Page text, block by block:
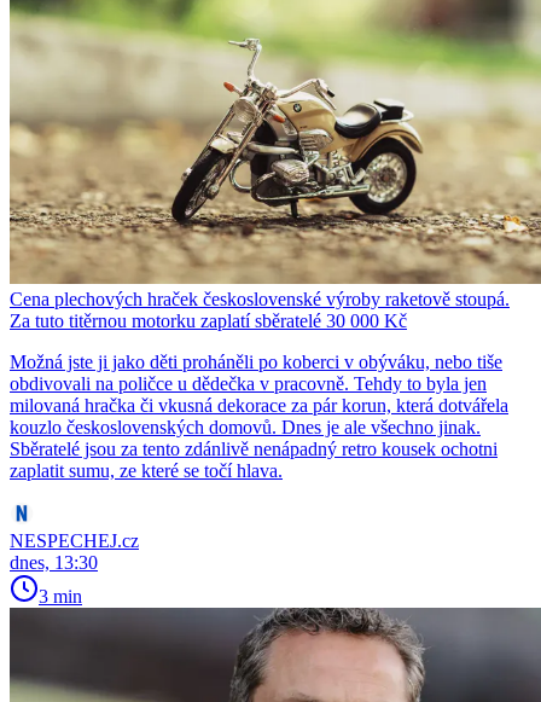
Cena plechových hraček československé výroby raketově stoupá.
Za tuto titěrnou motorku zaplatí sběratelé 30 000 Kč
Možná jste ji jako děti proháněli po koberci v obýváku, nebo tiše
obdivovali na poličce u dědečka v pracovně. Tehdy to byla jen
milovaná hračka či vkusná dekorace za pár korun, která dotvářela
kouzlo československých domovů. Dnes je ale všechno jinak.
Sběratelé jsou za tento zdánlivě nenápadný retro kousek ochotni
zaplatit sumu, ze které se točí hlava.
NESPECHEJ.cz
dnes, 13:30
3 min